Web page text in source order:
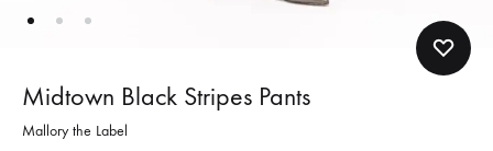
Midtown Black Stripes Pants
Mallory the Label